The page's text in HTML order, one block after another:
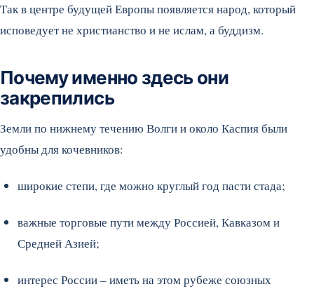
Так в центре будущей Европы появляется народ, который
исповедует не христианство и не ислам, а буддизм.
Почему именно здесь они
закрепились
Земли по нижнему течению Волги и около Каспия были
удобны для кочевников:
широкие степи, где можно круглый год пасти стада;
важные торговые пути между Россией, Кавказом и
Средней Азией;
интерес России – иметь на этом рубеже союзных